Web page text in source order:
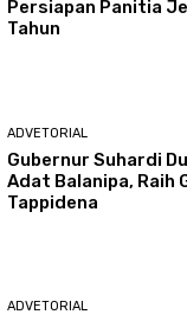
Persiapan Panitia
Tahun
ADVETORIAL
Gubernur Suhardi
Adat Balanipa, Raih
Tappidena
ADVETORIAL